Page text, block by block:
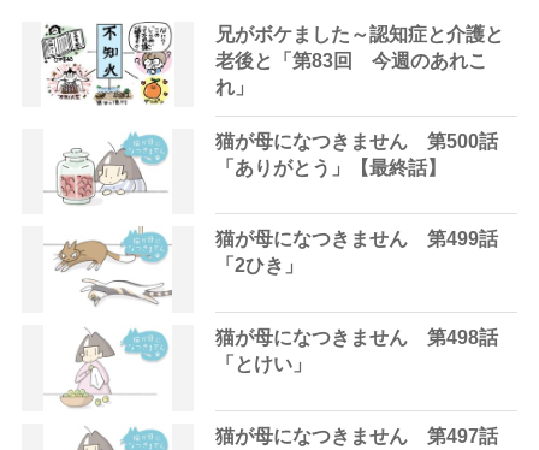
兄がボケました～認知症と介護と
老後と「第83回 今週のあれこ
れ」
猫が母になつきません 第500話
「ありがとう」【最終話】
猫が母になつきません 第499話
「2ひき」
猫が母になつきません 第498話
「とけい」
猫が母になつきません 第497話